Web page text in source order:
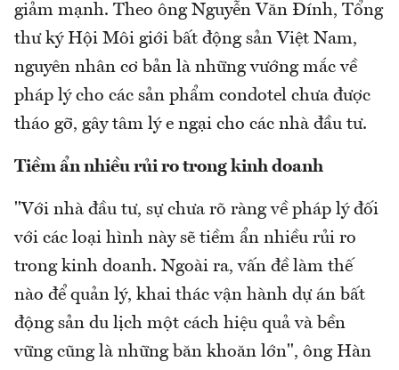
giảm mạnh. Theo ông Nguyễn Văn Đính, Tổng
thư ký Hội Môi giới bất động sản Việt Nam,
nguyên nhân cơ bản là những vướng mắc về
pháp lý cho các sản phẩm condotel chưa được
tháo gỡ, gây tâm lý e ngại cho các nhà đầu tư.
Tiềm ẩn nhiều rủi ro trong kinh doanh
"Với nhà đầu tư, sự chưa rõ ràng về pháp lý đối
với các loại hình này sẽ tiềm ẩn nhiều rủi ro
trong kinh doanh. Ngoài ra, vấn đề làm thế
nào để quản lý, khai thác vận hành dự án bất
động sản du lịch một cách hiệu quả và bền
vững cũng là những băn khoăn lớn", ông Hàn